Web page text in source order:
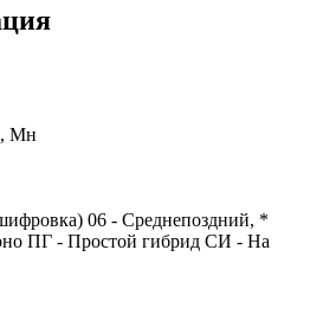
Мн
06 - Среднепоздний, *
ПГ - Простой гибрид СИ - На